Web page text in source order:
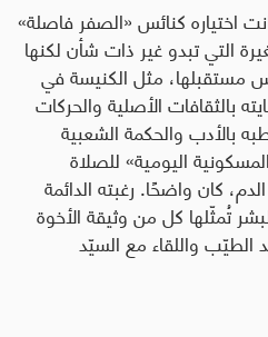
اختياره كنائس «الصفر فاصلة»
التي تبدو غير ذات شأن لكنها
مستقبلها، مثل الكنيسة في
بالثقافات الأصلية والحركات
بالأدب والحكمة الشعبية
اليومية» للصلاة
كان واضحًا. رغبته الدائمة
تُمثّلها كل من وثيقة الأخوة
الطيّب واللقاء مع السيّد